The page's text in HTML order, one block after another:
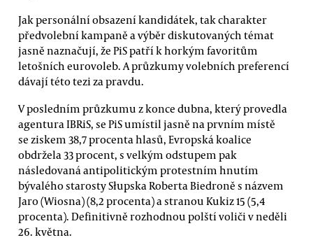
Jak personální obsazení kandidátek, tak charakter
předvolební kampaně a výběr diskutovaných témat
jasně naznačují, že PiS patří k horkým favoritům
letošních eurovoleb. A průzkumy volebních preferencí
dávají této tezi za pravdu.
V posledním průzkumu z konce dubna, který provedla
agentura IBRiS, se PiS umístil jasně na prvním místě
se ziskem 38,7 procenta hlasů, Evropská koalice
obdržela 33 procent, s velkým odstupem pak
následovaná antipolitickým protestním hnutím
bývalého starosty Słupska Roberta Biedroně s názvem
Jaro (Wiosna) (8,2 procenta) a stranou Kukiz 15 (5,4
procenta). Definitivně rozhodnou polští voliči v neděli
26. května.